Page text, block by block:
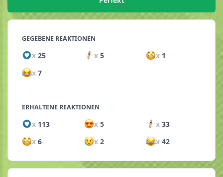
GEGEBENE REAKTIONEN
x 25 x5 x 1
x 7
ERHALTENE REAKTIONEN
x 113 x5 x 33
x 6 x2 x 42